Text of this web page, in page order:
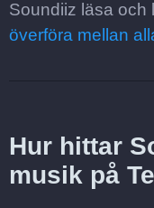
Soundiiz läsa och
överföra mellan
Hur hittar
musik på